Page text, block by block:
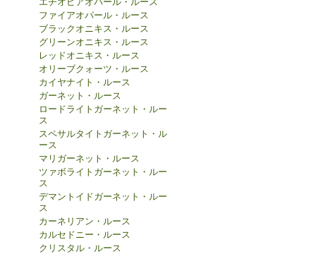
ファイアオパール・ルース
ブラックオニキス・ルース
グリーンオニキス・ルース
レッドオニキス・ルース
オリーブクォーツ・ルース
カイヤナイト・ルース
ガーネット・ルース
ロードライトガーネット・ルー
ス
スペサルタイトガーネット・ル
ース
マリガーネット・ルース
ツァボライトガーネット・ルー
ス
デマントイドガーネット・ルー
ス
カーネリアン・ルース
カルセドニー・ルース
クリスタル・ルース